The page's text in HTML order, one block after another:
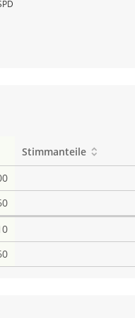
Stimmanteile